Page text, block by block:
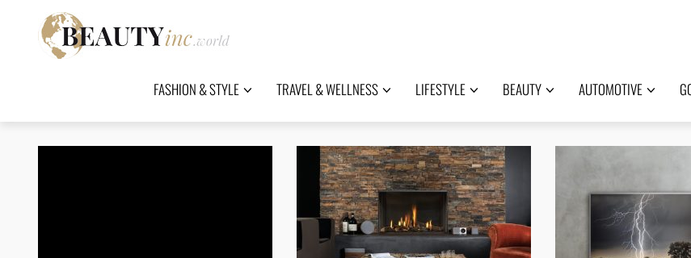
FASHION & STYLE TRAVEL & WELLNESS LIFESTYLE BEAUTY AUTOMOTIVE